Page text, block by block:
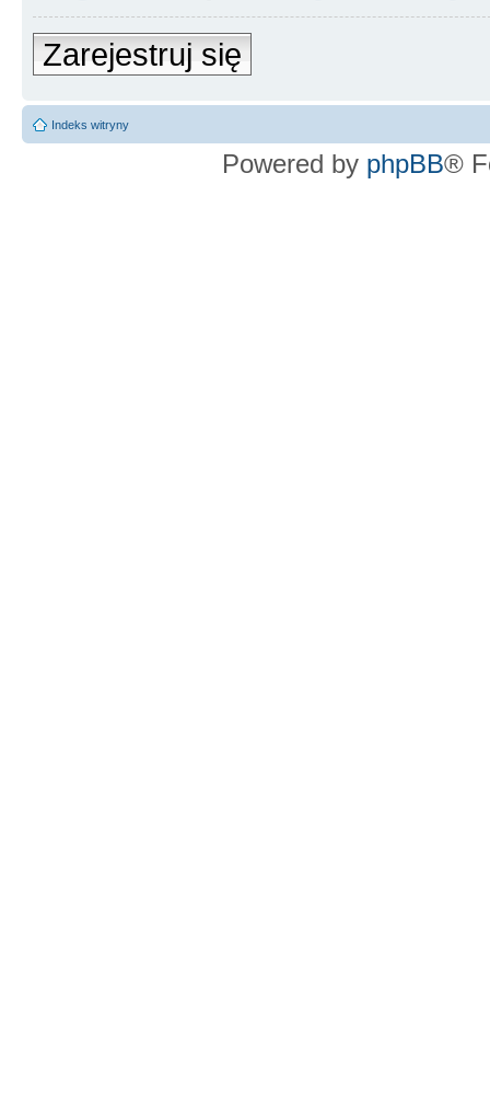
Zarejestruj się
Indeks witryny
Powered by phpBB®